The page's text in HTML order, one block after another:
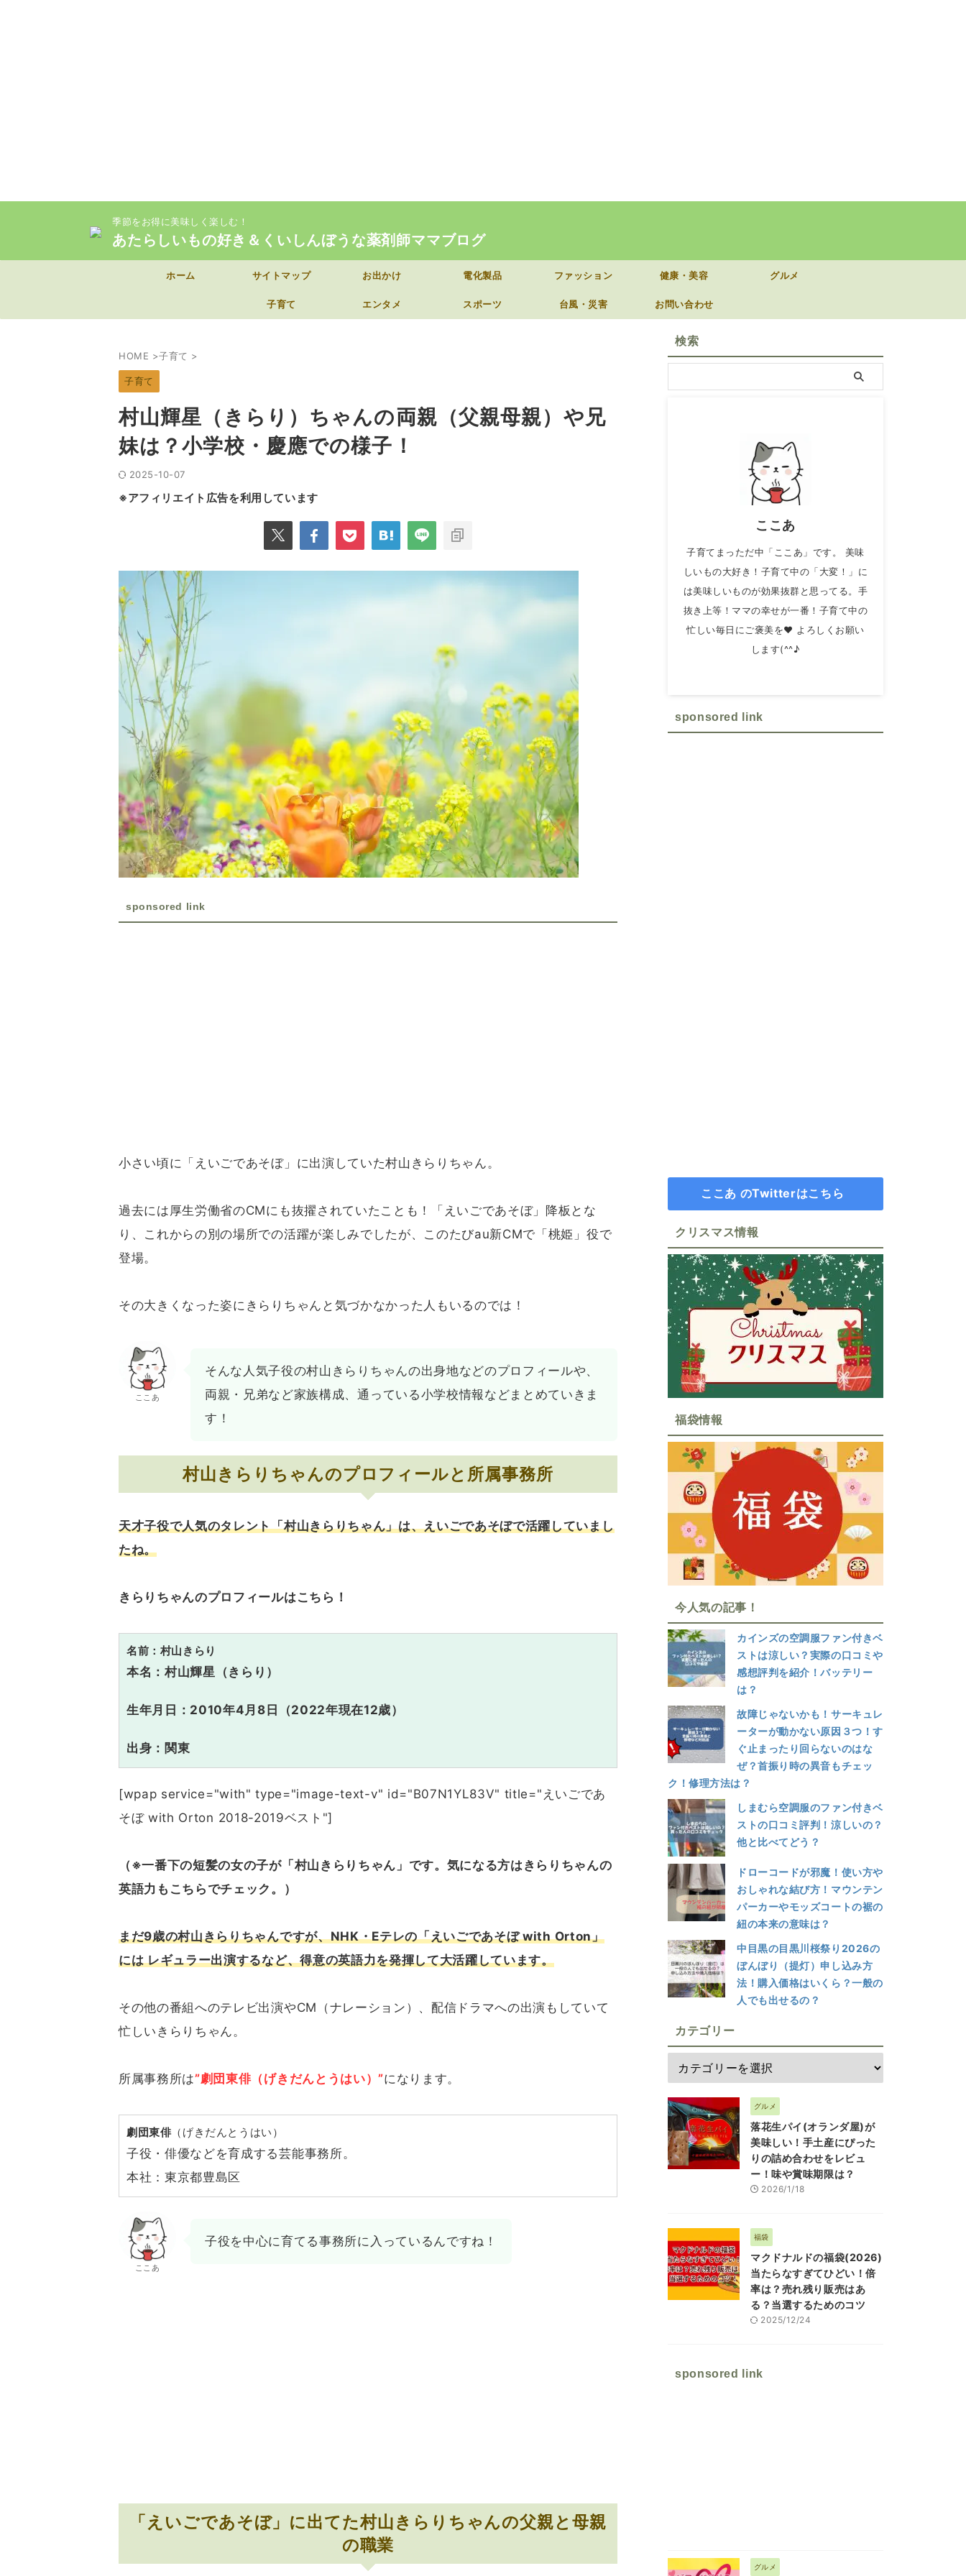
季節をお得に美味しく楽しむ！
あたらしいもの好き＆くいしんぼうな薬剤師ママブログ
ホーム サイトマップ お出かけ 電化製品 ファッション 健康・美容 グルメ
子育て エンタメ スポーツ 台風・災害 お問い合わせ
HOME >子育て >
子育て
村山輝星（きらり）ちゃんの両親（父親母親）や兄
妹は？小学校・慶應での様子！
2025-10-07
※アフィリエイト広告を利用しています
sponsored link
小さい頃に「えいごであそぼ」に出演していた村山きらりちゃん。
過去には厚生労働省のCMにも抜擢されていたことも！「えいごであそぼ」降板とな
り、これからの別の場所での活躍が楽しみでしたが、このたびau新CMで「桃姫」役で
登場。
その大きくなった姿にきらりちゃんと気づかなかった人もいるのでは！
ここあ
そんな人気子役の村山きらりちゃんの出身地などのプロフィールや、
両親・兄弟など家族構成、通っている小学校情報などまとめていきま
す！
村山きらりちゃんのプロフィールと所属事務所
天才子役で人気のタレント「村山きらりちゃん」は、えいごであそぼで活躍していまし
たね。
きらりちゃんのプロフィールはこちら！
名前：村山きらり
本名：村山輝星（きらり）
生年月日：2010年4月8日（2022年現在12歳）
出身：関東
[wpap service="with" type="image-text-v" id="B07N1YL83V" title="えいごであ
そぼ with Orton 2018-2019ベスト"]
（※一番下の短髪の女の子が「村山きらりちゃん」です。気になる方はきらりちゃんの
英語力もこちらでチェック。）
まだ9歳の村山きらりちゃんですが、NHK・Eテレの「えいごであそぼ with Orton」
には レギュラー出演するなど、得意の英語力を発揮して大活躍しています。
その他の番組へのテレビ出演やCM（ナレーション）、配信ドラマへの出演もしていて
忙しいきらりちゃん。
所属事務所は”劇団東俳（げきだんとうはい）”になります。
劇団東俳 （げきだんとうはい）
子役・俳優などを育成する芸能事務所。
本社：東京都豊島区
ここあ
子役を中心に育てる事務所に入っているんですね！
「えいごであそぼ」に出てた村山きらりちゃんの父親と母親
の職業
検索
ここあ
子育てまっただ中「ここあ」です。 美味
しいもの大好き！子育て中の「大変！」に
は美味しいものが効果抜群と思ってる。手
抜き上等！ママの幸せが一番！子育て中の
忙しい毎日にご褒美を❤ よろしくお願い
します(^^♪
sponsored link
ここあ のTwitterはこちら
クリスマス情報
福袋情報
今人気の記事！
カインズの空調服ファン付きベ
ストは涼しい？実際の口コミや
感想評判を紹介！バッテリー
は？
故障じゃないかも！サーキュレ
ーターが動かない原因３つ！す
ぐ止まったり回らないのはな
ぜ？首振り時の異音もチェッ
ク！修理方法は？
しまむら空調服のファン付きベ
ストの口コミ評判！涼しいの？
他と比べてどう？
ドローコードが邪魔！使い方や
おしゃれな結び方！マウンテン
パーカーやモッズコートの裾の
紐の本来の意味は？
中目黒の目黒川桜祭り2026の
ぼんぼり（提灯）申し込み方
法！購入価格はいくら？一般の
人でも出せるの？
カテゴリー
グルメ
落花生パイ(オランダ屋)が
美味しい！手土産にぴった
りの詰め合わせをレビュ
ー！味や賞味期限は？
2026/1/18
福袋
マクドナルドの福袋(2026)
当たらなすぎてひどい！倍
率は？売れ残り販売はあ
る？当選するためのコツ
2025/12/24
sponsored link
グルメ